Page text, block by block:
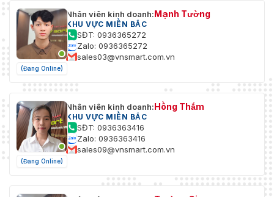
(Đang Online)
Nhân viên kinh doanh:Mạnh Tường
KHU VỰC MIỀN BẮC
SĐT: 0936365272
Zalo: 0936365272
sales03@vnsmart.com.vn
(Đang Online)
Nhân viên kinh doanh:Hồng Thắm
KHU VỰC MIỀN BẮC
SĐT: 0936363416
Zalo: 0936363416
sales09@vnsmart.com.vn